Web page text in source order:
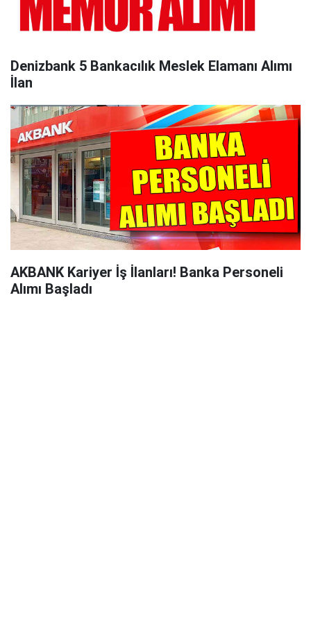
Denizbank 5 Bankacılık Meslek Elamanı Alımı
İlan
AKBANK Kariyer İş İlanları! Banka Personeli
Alımı Başladı